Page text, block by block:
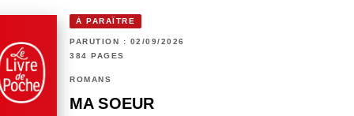
À PARAÎTRE
PARUTION : 02/09/2026
384 PAGES
ROMANS
MA SOEUR